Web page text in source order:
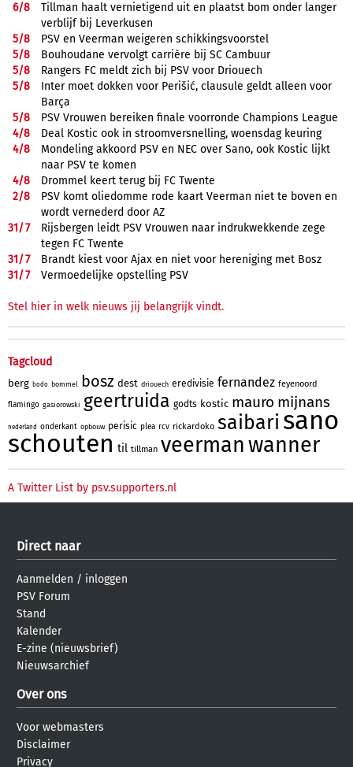
6/8
Tillman haalt vernietigend uit en plaatst bom onder langer
verblijf bij Leverkusen
5/8
PSV en Veerman weigeren schikkingsvoorstel
5/8
Bouhoudane vervolgt carrière bij SC Cambuur
5/8
Rangers FC meldt zich bij PSV voor Driouech
5/8
Inter moet dokken voor Perišić, clausule geldt alleen voor
Barça
5/8
PSV Vrouwen bereiken finale voorronde Champions League
4/8
Deal Kostic ook in stroomversnelling, woensdag keuring
4/8
Mondeling akkoord PSV en NEC over Sano, ook Kostic lijkt
naar PSV te komen
4/8
Drommel keert terug bij FC Twente
2/8
PSV komt oliedomme rode kaart Veerman niet te boven en
wordt vernederd door AZ
31/7
Rijsbergen leidt PSV Vrouwen naar indrukwekkende zege
tegen FC Twente
31/7
Brandt kiest voor Ajax en niet voor hereniging met Bosz
31/7 Vermoedelijke opstelling PSV
Stel hier in welk nieuws jij belangrijk vindt.
Tagcloud
berg bodo bommel bosz dest driouech eredivisie fernandez feyenoord
flamingo gasiorowski geertruida godts kostic mauro mijnans
nederland onderkant opbouw perisic plea rcv rickardoko saibari sano
schouten til tillman veermanwanner
A Twitter List by psv.supporters.nl
Direct naar
Aanmelden / inloggen
PSV Forum
Stand
Kalender
E-zine (nieuwsbrief)
Nieuwsarchief
Over ons
Voor webmasters
Disclaimer
Privacy